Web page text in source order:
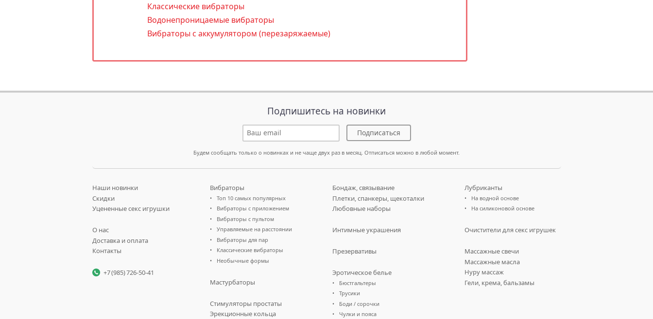
Классические вибраторы
Водонепроницаемые вибраторы
Вибраторы с аккумулятором (перезаряжаемые)
Подпишитесь на новинки
Подписаться
Будем сообщать только о новинках и не чаще двух раз в месяц. Отписаться можно в любой момент.
Наши новинки
Скидки
Уцененные секс игрушки
О нас
Доставка и оплата
Контакты
+7 (985) 726-50-41
Вибраторы
Топ 10 самых популярных
Вибраторы с приложением
Вибраторы с пультом
Управляемые на расстоянии
Вибраторы для пар
Классические вибраторы
Необычные формы
Мастурбаторы
Стимуляторы простаты
Эрекционные кольца
Бондаж, связывание
Плетки, спанкеры, щекоталки
Любовные наборы
Интимные украшения
Презервативы
Эротическое белье
Бюстгальтеры
Трусики
Боди / сорочки
Чулки и пояса
Лубриканты
На водной основе
На силиконовой основе
Очистители для секс игрушек
Массажные свечи
Массажные масла
Нуру массаж
Гели, крема, бальзамы